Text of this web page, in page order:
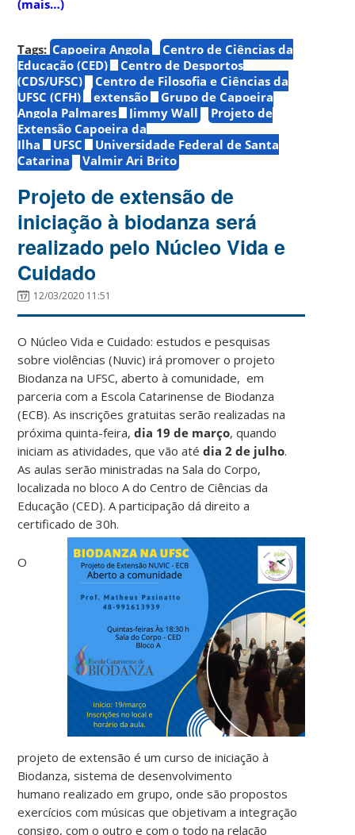
(mais…)
Tags: Capoeira Angola
Centro de Ciências da
Educação (CED)
Centro de Desportos
(CDS/UFSC)
Centro de Filosofia e Ciências da
UFSC (CFH)
extensão
Grupo de Capoeira
Angola Palmares
Jimmy Wall
Projeto de
Extensão Capoeira da
Ilha
UFSC
Universidade Federal de Santa
Catarina
Valmir Ari Brito
Projeto de extensão de
iniciação à biodanza será
realizado pelo Núcleo Vida e
Cuidado
12/03/2020 11:51
O Núcleo Vida e Cuidado: estudos e pesquisas
sobre violências (Nuvic) irá promover o projeto
Biodanza na UFSC, aberto à comunidade, em
parceria com a Escola Catarinense de Biodanza
(ECB). As inscrições gratuitas serão realizadas na
próxima quinta-feira,dia 19 de março, quando
iniciam as atividades, que vão atédia 2 de julho.
As aulas serão ministradas na Sala do Corpo,
localizada no bloco A do Centro de Ciências da
Educação (CED). A participação dá direito a
certificado de 30h.
O
projeto de extensão é um curso de iniciação à
Biodanza, sistema de desenvolvimento
humano realizado em grupo, onde são propostos
exercícios com músicas que objetivam a integração
consigo, com o outro e com o todo na relação